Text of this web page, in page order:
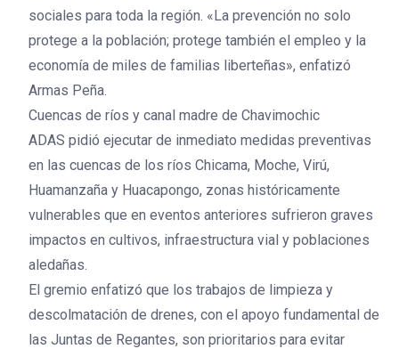
sociales para toda la región. «La prevención no solo
protege a la población; protege también el empleo y la
economía de miles de familias liberteñas», enfatizó
Armas Peña.
Cuencas de ríos y canal madre de Chavimochic
ADAS pidió ejecutar de inmediato medidas preventivas
en las cuencas de los ríos Chicama, Moche, Virú,
Huamanzaña y Huacapongo, zonas históricamente
vulnerables que en eventos anteriores sufrieron graves
impactos en cultivos, infraestructura vial y poblaciones
aledañas.
El gremio enfatizó que los trabajos de limpieza y
descolmatación de drenes, con el apoyo fundamental de
las Juntas de Regantes, son prioritarios para evitar